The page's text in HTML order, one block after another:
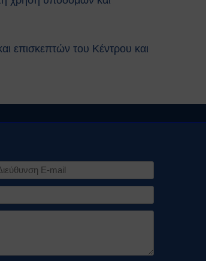
επισκεπτών του Κέντρου και